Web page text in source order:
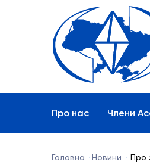
Про нас Члени
Головна Новини Про